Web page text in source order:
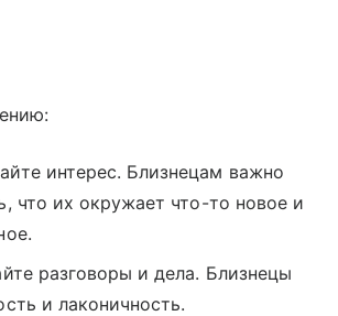
интерес. Близнецам важно
что их окружает что-то новое и
разговоры и дела. Близнецы
и лаконичность.